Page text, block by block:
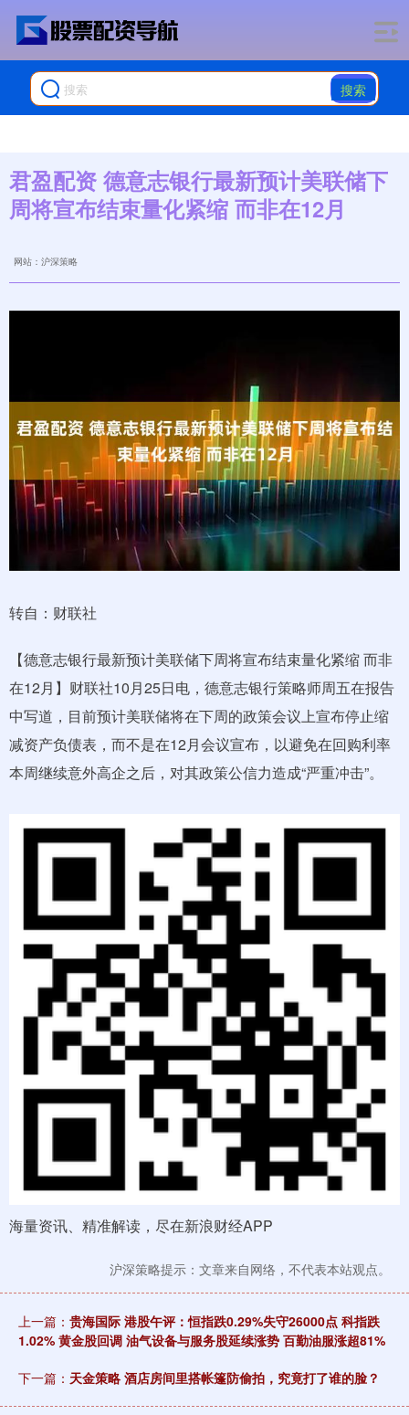
搜索
君盈配资 德意志银行最新预计美联储下
周将宣布结束量化紧缩 而非在12月
网站：沪深策略
转自：财联社
【德意志银行最新预计美联储下周将宣布结束量化紧缩 而非
在12月】财联社10月25日电，德意志银行策略师周五在报告
中写道，目前预计美联储将在下周的政策会议上宣布停止缩
减资产负债表，而不是在12月会议宣布，以避免在回购利率
本周继续意外高企之后，对其政策公信力造成“严重冲击”。
海量资讯、精准解读，尽在新浪财经APP
沪深策略提示：文章来自网络，不代表本站观点。
上一篇： 贵海国际 港股午评：恒指跌0.29%失守26000点 科指跌
1.02% 黄金股回调 油气设备与服务股延续涨势 百勤油服涨超81%
下一篇： 天金策略 酒店房间里搭帐篷防偷拍，究竟打了谁的脸？